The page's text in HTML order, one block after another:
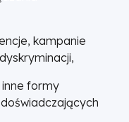
kampanie
formy